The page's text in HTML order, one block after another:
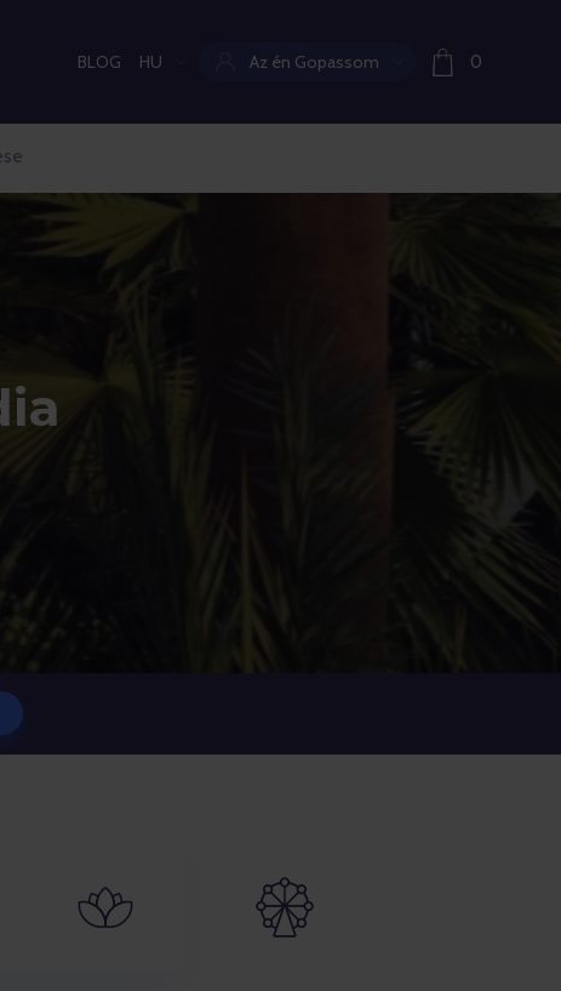
BLOG Aktuális nyelv:
HU Az én Gopassom 0